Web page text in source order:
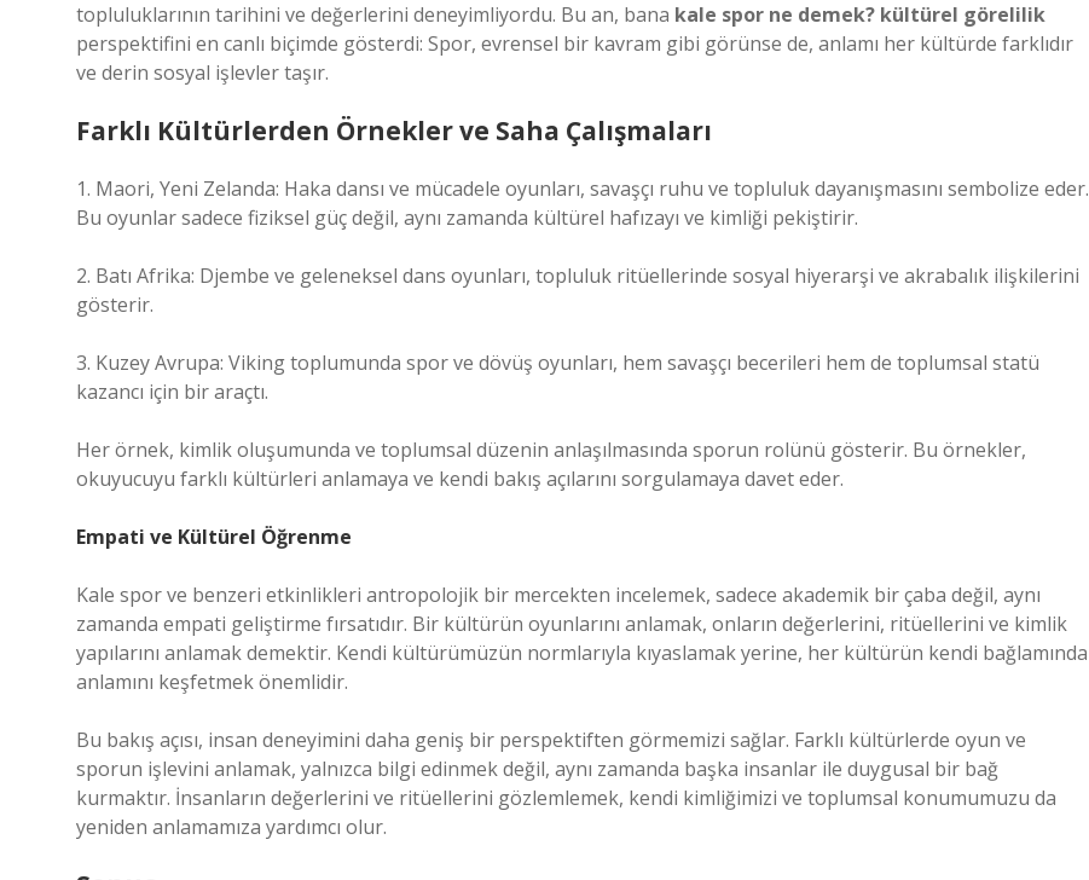
topluluklarının tarihini ve değerlerini deneyimliyordu. Bu an, bana kale spor ne demek? kültürel görelilik
perspektifini en canlı biçimde gösterdi: Spor, evrensel bir kavram gibi görünse de, anlamı her kültürde farklıdır
ve derin sosyal işlevler taşır.
Farklı Kültürlerden Örnekler ve Saha Çalışmaları
1. Maori, Yeni Zelanda: Haka dansı ve mücadele oyunları, savaşçı ruhu ve topluluk dayanışmasını sembolize eder.
Bu oyunlar sadece fiziksel güç değil, aynı zamanda kültürel hafızayı ve kimliği pekiştirir.
2. Batı Afrika: Djembe ve geleneksel dans oyunları, topluluk ritüellerinde sosyal hiyerarşi ve akrabalık ilişkilerini
gösterir.
3. Kuzey Avrupa: Viking toplumunda spor ve dövüş oyunları, hem savaşçı becerileri hem de toplumsal statü
kazancı için bir araçtı.
Her örnek, kimlikoluşumunda ve toplumsal düzenin anlaşılmasında sporun rolünü gösterir. Bu örnekler,
okuyucuyu farklı kültürleri anlamaya ve kendi bakış açılarını sorgulamaya davet eder.
Empati ve Kültürel Öğrenme
Kale spor ve benzeri etkinlikleri antropolojik bir mercekten incelemek, sadece akademik bir çaba değil, aynı
zamanda empati geliştirme fırsatıdır. Bir kültürün oyunlarını anlamak, onların değerlerini, ritüellerini ve kimlik
yapılarını anlamak demektir. Kendi kültürümüzün normlarıyla kıyaslamak yerine, her kültürün kendi bağlamında
anlamını keşfetmek önemlidir.
Bu bakış açısı, insan deneyimini daha geniş bir perspektiften görmemizi sağlar. Farklı kültürlerde oyun ve
sporun işlevini anlamak, yalnızca bilgi edinmek değil, aynı zamanda başka insanlar ile duygusal bir bağ
kurmaktır. İnsanların değerlerini ve ritüellerini gözlemlemek, kendi kimliğimizi ve toplumsal konumumuzu da
yeniden anlamamıza yardımcı olur.